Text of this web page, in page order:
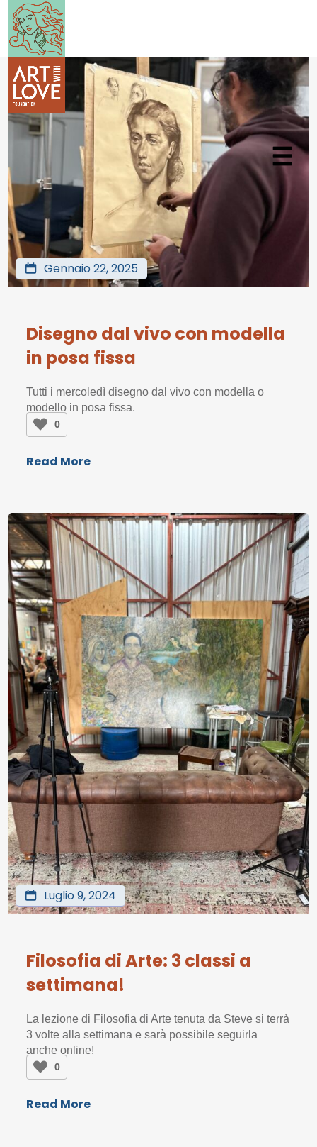
Gennaio 22, 2025
Disegno dal vivo con modella
in posa fissa
Tutti i mercoledì disegno dal vivo con modella o
modello in posa fissa.
0
Read More
Luglio 9, 2024
Filosofia di Arte: 3 classi a
settimana!
La lezione di Filosofia di Arte tenuta da Steve si terrà
3 volte alla settimana e sarà possibile seguirla
anche online!
0
Read More